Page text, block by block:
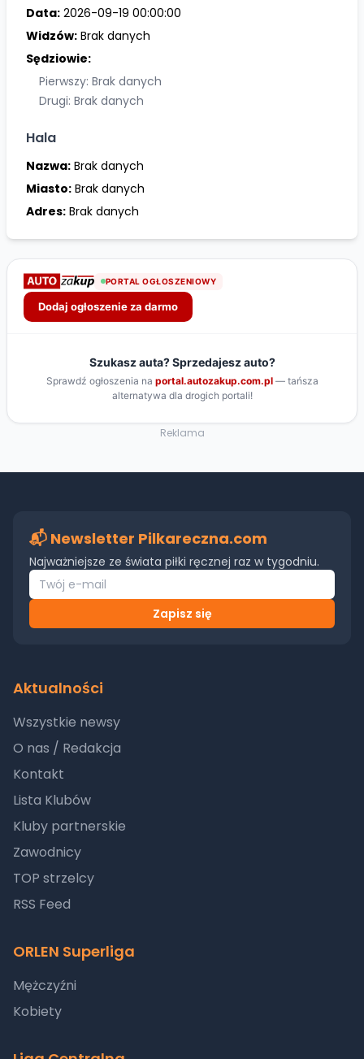
Data: 2026-09-19 00:00:00
Widzów: Brak danych
Sędziowie:
Pierwszy: Brak danych
Drugi: Brak danych
Hala
Nazwa: Brak danych
Miasto: Brak danych
Adres: Brak danych
Reklama
📬 Newsletter Pilkareczna.com
Najważniejsze ze świata piłki ręcznej raz w tygodniu.
Zapisz się
Aktualności
Wszystkie newsy
O nas / Redakcja
Kontakt
Lista Klubów
Kluby partnerskie
Zawodnicy
TOP strzelcy
RSS Feed
ORLEN Superliga
Mężczyźni
Kobiety